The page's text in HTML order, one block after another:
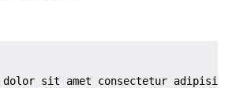
dolor sit amet consectetur